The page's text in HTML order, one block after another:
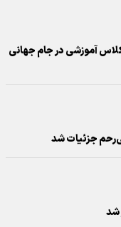
آموزشی در جام جهانی
شد